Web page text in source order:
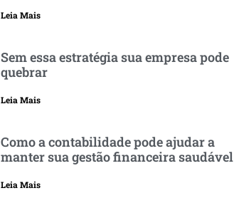
Leia Mais
Sem essa estratégia sua empresa pode
quebrar
Leia Mais
Como a contabilidade pode ajudar a
manter sua gestão financeira saudável
Leia Mais